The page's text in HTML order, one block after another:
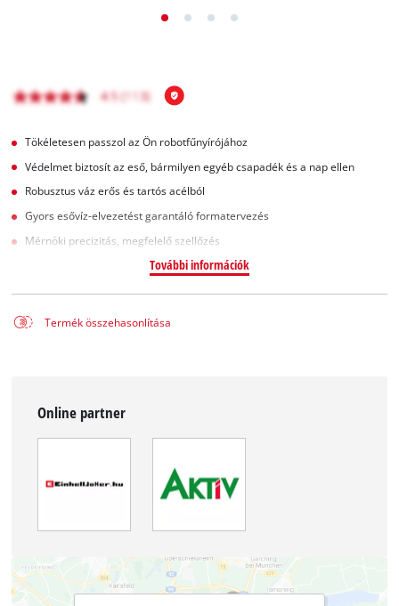
Tökéletesen passzol az Ön robotfűnyírójához
Védelmet biztosít az eső, bármilyen egyéb csapadék és a nap ellen
Robusztus váz erős és tartós acélból
Gyors esővíz-elvezetést garantáló formatervezés
Mérnöki precizitás, megfelelő szellőzés
További információk
Termék összehasonlítása
Online partner